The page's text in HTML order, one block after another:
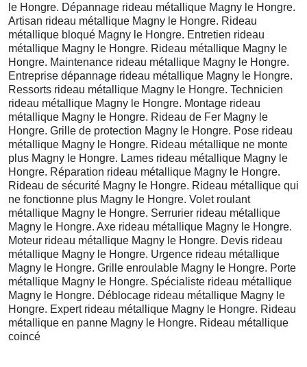
le Hongre. Dépannage rideau métallique Magny le Hongre.
Artisan rideau métallique Magny le Hongre. Rideau
métallique bloqué Magny le Hongre. Entretien rideau
métallique Magny le Hongre. Rideau métallique Magny le
Hongre. Maintenance rideau métallique Magny le Hongre.
Entreprise dépannage rideau métallique Magny le Hongre.
Ressorts rideau métallique Magny le Hongre. Technicien
rideau métallique Magny le Hongre. Montage rideau
métallique Magny le Hongre. Rideau de Fer Magny le
Hongre. Grille de protection Magny le Hongre. Pose rideau
métallique Magny le Hongre. Rideau métallique ne monte
plus Magny le Hongre. Lames rideau métallique Magny le
Hongre. Réparation rideau métallique Magny le Hongre.
Rideau de sécurité Magny le Hongre. Rideau métallique qui
ne fonctionne plus Magny le Hongre. Volet roulant
métallique Magny le Hongre. Serrurier rideau métallique
Magny le Hongre. Axe rideau métallique Magny le Hongre.
Moteur rideau métallique Magny le Hongre. Devis rideau
métallique Magny le Hongre. Urgence rideau métallique
Magny le Hongre. Grille enroulable Magny le Hongre. Porte
métallique Magny le Hongre. Spécialiste rideau métallique
Magny le Hongre. Déblocage rideau métallique Magny le
Hongre. Expert rideau métallique Magny le Hongre. Rideau
métallique en panne Magny le Hongre. Rideau métallique
coincé